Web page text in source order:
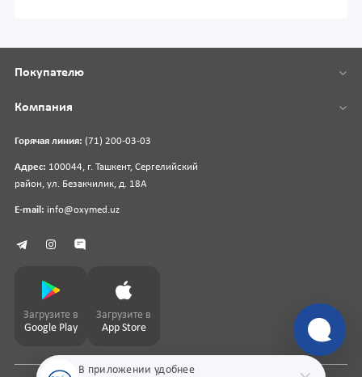
В приложении удобнее
Горячая линия: (71) 200-03-03
Адрес: 100044, г. Ташкент, Сергелийский
район, ул. Безакчилик, д. 18А
E-mail: info@oxymed.uz
Покупателю
Компания
Загрузите в
Google Play
Загрузите в
App Store